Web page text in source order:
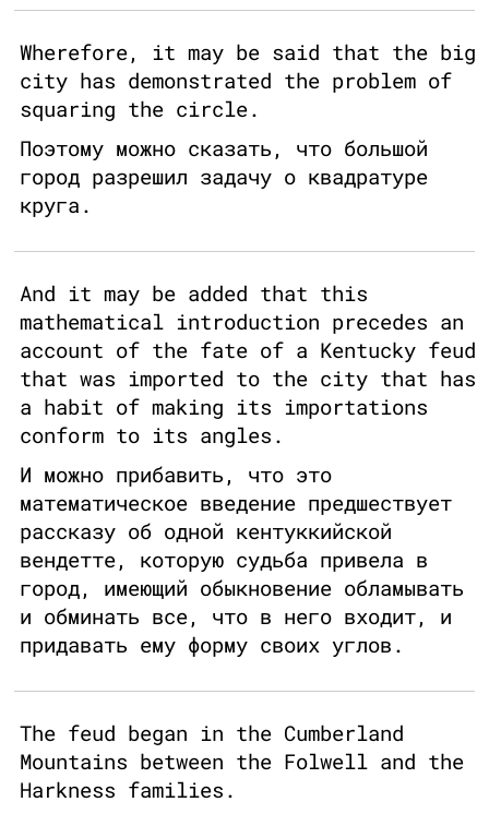
Wherefore, it may be said that the big
city has demonstrated the problem of
squaring the circle.
Поэтому можно сказать, что большой
город разрешил задачу о квадратуре
круга.
And it may be added that this
mathematical introduction precedes an
account of the fate of a Kentucky feud
that was imported to the city that has
a habit of making its importations
conform to its angles.
И можно прибавить, что это
математическое введение предшествует
рассказу об одной кентуккийской
вендетте, которую судьба привела в
город, имеющий обыкновение обламывать
и обминать все, что в него входит, и
придавать ему форму своих углов.
The feud began in the Cumberland
Mountains between the Folwell and the
Harkness families.